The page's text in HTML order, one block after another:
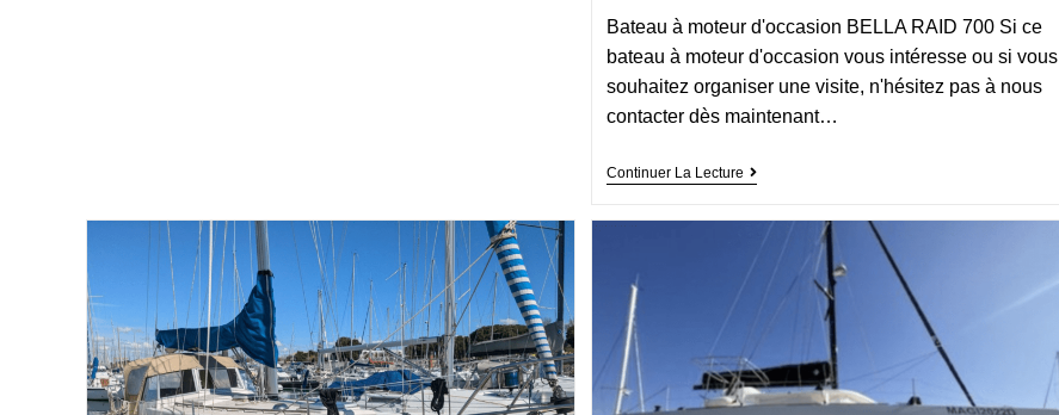
Bateau à moteur d'occasion BELLA RAID 700 Si ce
bateau à moteur d'occasion vous intéresse ou si vous
souhaitez organiser une visite, n'hésitez pas à nous
contacter dès maintenant…
Continuer La Lecture